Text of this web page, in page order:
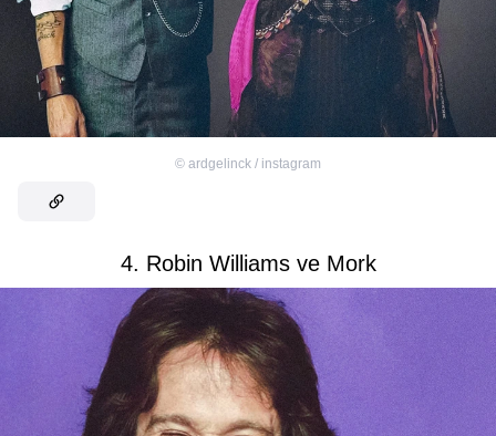
© ardgelinck / instagram
4. Robin Williams ve Mork